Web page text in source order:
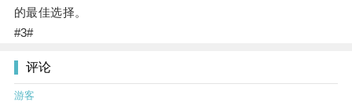
的最佳选择。
#3#
评论
游客